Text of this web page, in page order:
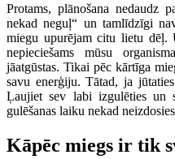
Protams, plānošana nedaudz
nekad neguļ“ un tamlīdzīgi
miegu upurējam citu lietu dēļ.
nepieciešams mūsu
jāatgūstas. Tikai pēc kārtīga
savu enerģiju. Tātad, ja
Ļaujiet sev labi izgulēties
gulēšanas laiku nekad
Kāpēc miegs ir tik